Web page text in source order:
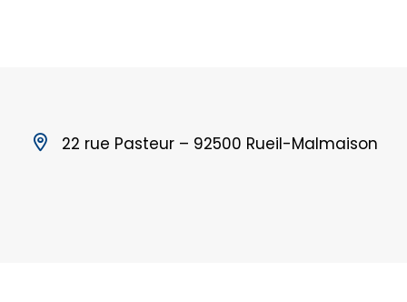
22 rue Pasteur – 92500 Rueil-Malmaison